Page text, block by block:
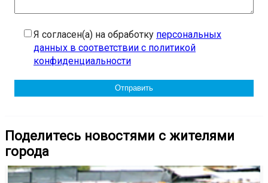
Я согласен(а) на обработку персональных
данных в соответствии с политикой
конфиденциальности
Поделитесь новостями с жителями
города